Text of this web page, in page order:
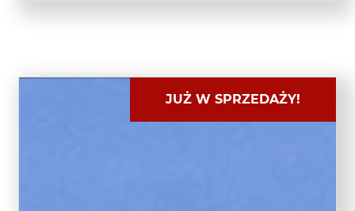
JUŻ W SPRZEDAŻY!